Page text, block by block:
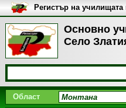
Основно
Село
Регистър на училищата
университетите в
Област